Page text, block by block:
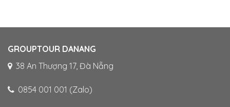
GROUPTOUR DANANG
38 An Thượng 17, Đà Nẵng
0854 001 001 (Zalo)